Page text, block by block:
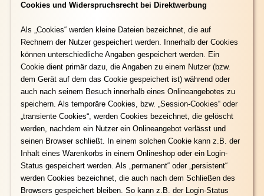
Cookies und Widerspruchsrecht bei Direktwerbung
Als „Cookies“ werden kleine Dateien bezeichnet, die auf
Rechnern der Nutzer gespeichert werden. Innerhalb der Cookies
können unterschiedliche Angaben gespeichert werden. Ein
Cookie dient primär dazu, die Angaben zu einem Nutzer (bzw.
dem Gerät auf dem das Cookie gespeichert ist) während oder
auch nach seinem Besuch innerhalb eines Onlineangebotes zu
speichern. Als temporäre Cookies, bzw. „Session-Cookies“ oder
„transiente Cookies“, werden Cookies bezeichnet, die gelöscht
werden, nachdem ein Nutzer ein Onlineangebot verlässt und
seinen Browser schließt. In einem solchen Cookie kann z.B. der
Inhalt eines Warenkorbs in einem Onlineshop oder ein Login-
Status gespeichert werden. Als „permanent“ oder „persistent“
werden Cookies bezeichnet, die auch nach dem Schließen des
Browsers gespeichert bleiben. So kann z.B. der Login-Status